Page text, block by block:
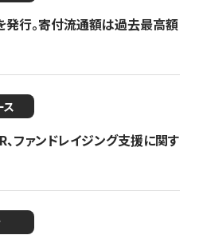
発行。寄付流通額は過去最高額
ス
、ファンドレイジング支援に関す